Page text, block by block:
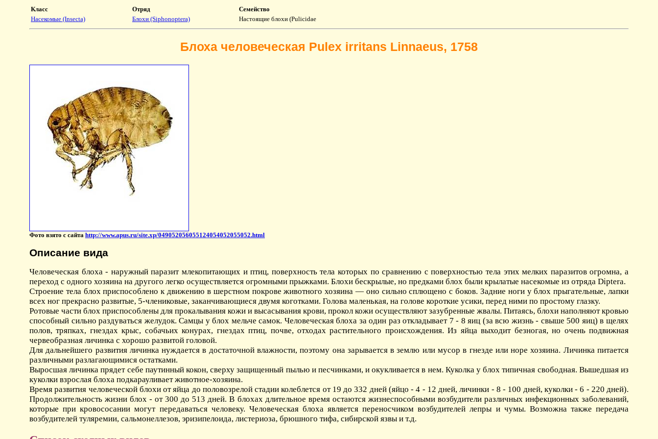
Класс Отряд
Семейство
Насекомые (Insecta)
Блохи (Siphonoptera) Настоящие блохи (Pulicidae
Блоха человеческая Pulex irritans Linnaeus, 1758
Фото взято с сайта http://www.apus.ru/site.xp/049052056055124054052055052.html
Описание вида
Человеческая блоха - наружный паразит млекопитающих и птиц, поверхность тела которых по сравнению с поверхностью тела этих мелких паразитов огромна, а
переход с одного хозяина на другого легко осуществляется огромными прыжками. Блохи бескрылые, но предками блох были крылатые насекомые из отряда Diptera.
Строение тела блох приспособлено к движению в шерстном покрове животного хозяина — оно сильно сплющено с боков. Задние ноги у блох прыгательные, лапки
всех ног прекрасно развитые, 5-члениковые, заканчивающиеся двумя коготками. Голова маленькая, на голове короткие усики, перед ними по простому глазку.
Ротовые части блох приспособлены для прокалывания кожи и высасывания крови, прокол кожи осуществляют зазубренные жвалы. Питаясь, блохи наполняют кровью
способный сильно раздуваться желудок. Самцы у блох мельче самок. Человеческая блоха за один раз откладывает 7 - 8 яиц (за всю жизнь - свыше 500 яиц) в щелях
полов, тряпках, гнездах крыс, собачьих конурах, гнездах птиц, почве, отходах растительного происхождения. Из яйца выходит безногая, но очень подвижная
червеобразная личинка с хорошо развитой головой.
Для дальнейшего развития личинка нуждается в достаточной влажности, поэтому она зарывается в землю или мусор в гнезде или норе хозяина. Личинка питается
различными разлагающимися остатками.
Выросшая личинка прядет себе паутинный кокон, сверху защищенный пылью и песчинками, и окукливается в нем. Куколка у блох типичная свободная. Вышедшая из
куколки взрослая блоха подкарауливает животное-хозяина.
Время развития человеческой блохи от яйца до половозрелой стадии колеблется от 19 до 332 дней (яйцо - 4 - 12 дней, личинки - 8 - 100 дней, куколки - 6 - 220 дней).
Продолжительность жизни блох - от 300 до 513 дней. В блохах длительное время остаются жизнеспособными возбудители различных инфекционных заболеваний,
которые при кровососании могут передаваться человеку. Человеческая блоха является переносчиком возбудителей лепры и чумы. Возможна также передача
возбудителей туляремии, сальмонеллезов, эризипелоида, листериоза, брюшного тифа, сибирской язвы и т.д.